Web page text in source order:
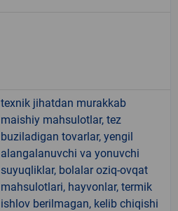
texnik jihatdan murakkab
maishiy mahsulotlar, tez
buziladigan tovarlar, yengil
alangalanuvchi va yonuvchi
suyuqliklar, bolalar oziq-ovqat
mahsulotlari, hayvonlar, termik
ishlov berilmagan, kelib chiqishi